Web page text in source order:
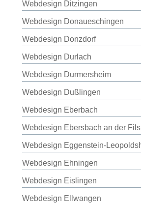
Webdesign Ditzingen
Webdesign Donaueschingen
Webdesign Donzdorf
Webdesign Durlach
Webdesign Durmersheim
Webdesign Dußlingen
Webdesign Eberbach
Webdesign Ebersbach an der Fils
Webdesign Eggenstein-
Webdesign Ehningen
Webdesign Eislingen
Webdesign Ellwangen